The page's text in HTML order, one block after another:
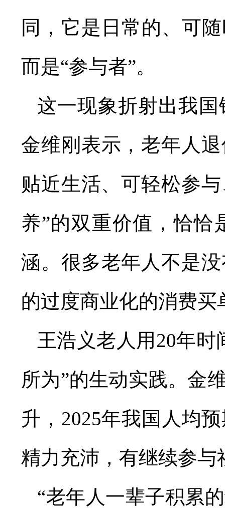
同，它是日常的、可
而是“参与者”。
这一现象折射出我
金维刚表示，老年人
贴近生活、可轻松参
养”的双重价值，恰恰
涵。很多老年人不是
的过度商业化的消费
王浩义老人用20年
所为”的生动实践。金
升，2025年我国人均
精力充沛，有继续参
“老年人一辈子积累